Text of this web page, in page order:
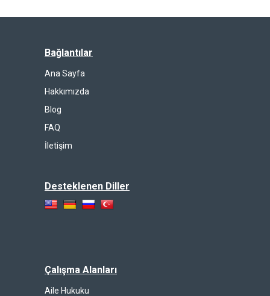
Bağlantılar
Ana Sayfa
Hakkımızda
Blog
FAQ
İletişim
Desteklenen Diller
Çalışma Alanları
Aile Hukuku